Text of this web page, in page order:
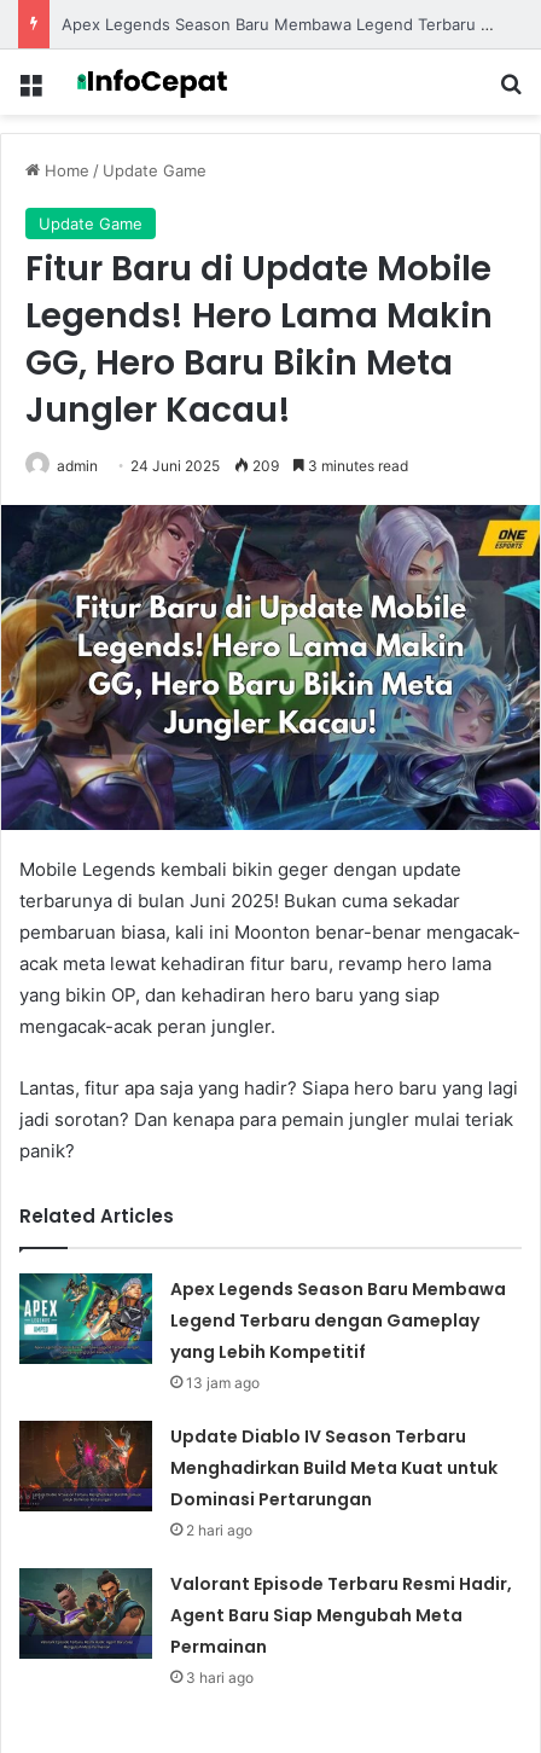
Apex Legends Season Baru Membawa Legend Terbaru dengan Gameplay yang Lebih Kompetitif
Menu
Home / Update Game
Update Game
Fitur Baru di Update Mobile
Legends! Hero Lama Makin
GG, Hero Baru Bikin Meta
Jungler Kacau!
admin 24 Juni 2025 209 3 minutes read
Mobile Legends kembali bikin geger dengan update
terbarunya di bulan Juni 2025! Bukan cuma sekadar
pembaruan biasa, kali ini Moonton benar-benar mengacak-
acak meta lewat kehadiran fitur baru, revamp hero lama
yang bikin OP, dan kehadiran hero baru yang siap
mengacak-acak peran jungler.
Lantas, fitur apa saja yang hadir? Siapa hero baru yang lagi
jadi sorotan? Dan kenapa para pemain jungler mulai teriak
panik?
Related Articles
Apex Legends Season Baru Membawa
Legend Terbaru dengan Gameplay
yang Lebih Kompetitif
13 jam ago
Update Diablo IV Season Terbaru
Menghadirkan Build Meta Kuat untuk
Dominasi Pertarungan
2 hari ago
Valorant Episode Terbaru Resmi Hadir,
Agent Baru Siap Mengubah Meta
Permainan
3 hari ago